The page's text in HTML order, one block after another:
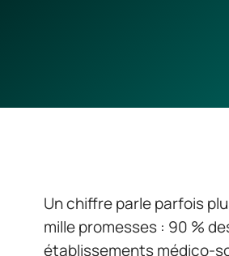
Un chiffre parle parfois
mille promesses : 90 %
établissements médico-